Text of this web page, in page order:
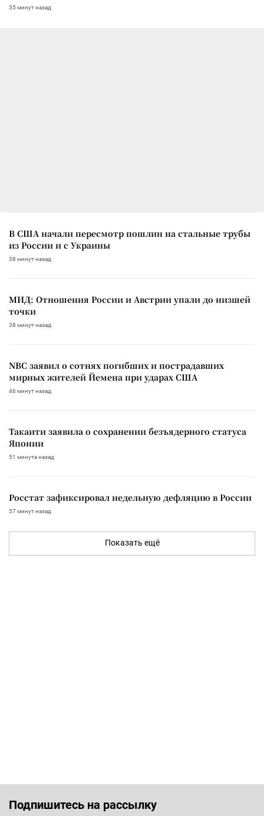
35 минут назад
В США начали пересмотр пошлин на стальные трубы
из России и с Украины
38 минут назад
МИД: Отношения России и Австрии упали до низшей
точки
38 минут назад
NBC заявил о сотнях погибших и пострадавших
мирных жителей Йемена при ударах США
46 минут назад
Такаити заявила о сохранении безъядерного статуса
Японии
51 минута назад
Росстат зафиксировал недельную дефляцию в России
57 минут назад
Показать ещё
Подпишитесь на рассылку